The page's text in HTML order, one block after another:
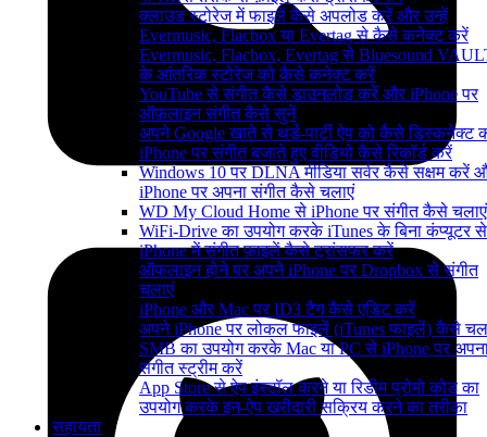
क्लाउड स्टोरेज में फाइलें कैसे अपलोड करें और उन्हें
Evermusic, Flacbox या Evertag से कैसे कनेक्ट करें
Evermusic, Flacbox, Evertag से Bluesound
के आंतरिक स्टोरेज को कैसे कनेक्ट करें
YouTube से संगीत कैसे डाउनलोड करें और iPhone पर
ऑफ़लाइन संगीत कैसे सुनें
अपने Google खाते से थर्ड-पार्टी ऐप को कैसे डिस्कनेक्ट
iPhone पर संगीत बजाते हुए वीडियो कैसे रिकॉर्ड करें
Windows 10 पर DLNA मीडिया सर्वर कैसे सक्षम करें
iPhone पर अपना संगीत कैसे चलाएं
WD My Cloud Home से iPhone पर संगीत कैसे चलाएं
WiFi-Drive का उपयोग करके iTunes के बिना कंप्यूटर से
iPhone में संगीत फ़ाइलें कैसे ट्रांसफर करें
ऑफलाइन होने पर अपने iPhone पर Dropbox से संगीत
चलाएं
iPhone और Mac पर ID3 टैग कैसे एडिट करें
अपने iPhone पर लोकल फाइलें (iTunes फाइलें) कैसे
SMB का उपयोग करके Mac या PC से iPhone पर
संगीत स्ट्रीम करें
App Store से ऐप इंस्टॉल करने या रिडीम प्रोमो कोड का
उपयोग करके इन-ऐप खरीदारी सक्रिय करने का तरीका
सहायता